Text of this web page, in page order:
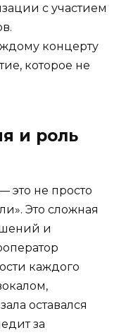
с участием
концерту
которое не
и роль
это не просто
Это сложная
и
каждого
оставался
за